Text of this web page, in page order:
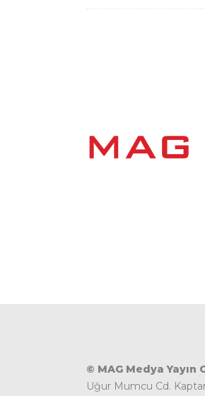
© MAG Medya Yayın
Uğur Mumcu Cd.